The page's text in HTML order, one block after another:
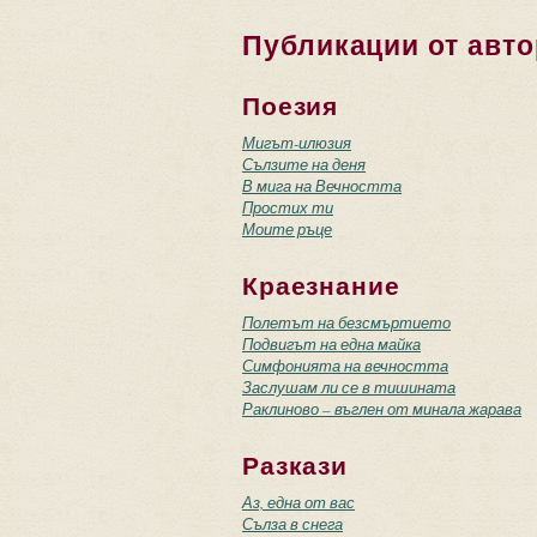
Публикации от
Поезия
Мигът-илюзия
Сълзите на деня
В мига на Вечността
Простих ти
Моите ръце
Краезнание
Полетът на безсмъртието
Подвигът на една майка
Симфонията на вечността
Заслушам ли се в тишината
Раклиново – въглен от минала жарава
Разкази
Аз, една от вас
Сълза в снега